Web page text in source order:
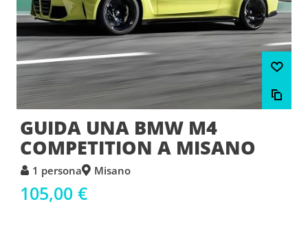
GUIDA UNA BMW M4
COMPETITION A MISANO
1 persona Misano
105,00 €